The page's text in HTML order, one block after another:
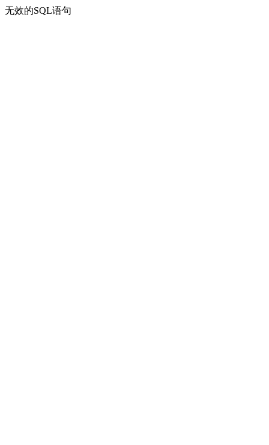
无效的SQL语句